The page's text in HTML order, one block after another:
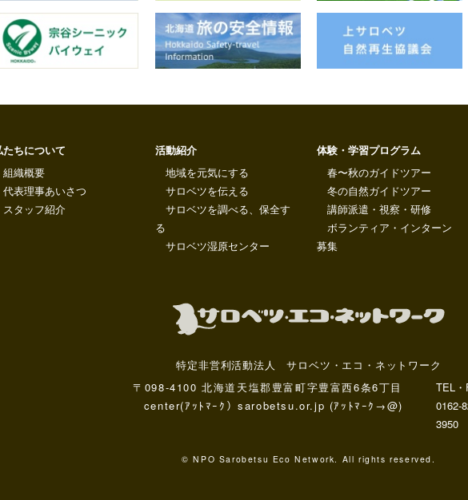
たちについて
組織概要
代表理事あいさつ
スタッフ紹介
活動紹介
地域を元気にする
サロベツを伝える
サロベツを調べる、保全す
る
サロベツ湿原センター
体験・学習プログラム
春〜秋のガイドツアー
冬の自然ガイドツアー
講師派遣・視察・研修
ボランティア・インターン
募集
特定非営利活動法人 サロベツ・エコ・ネットワーク
〒098-4100 北海道天塩郡豊富町字豊富西6条6丁目
center(ｱｯﾄﾏｰｸ）sarobetsu.or.jp (ｱｯﾄﾏｰｸ→@)
TEL・
0162-
3950
© NPO Sarobetsu Eco Network. All rights reserved.